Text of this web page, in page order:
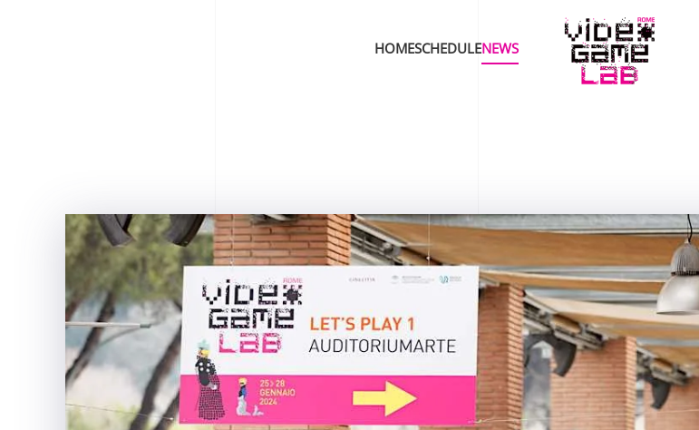
HOMESCHEDULENEWS